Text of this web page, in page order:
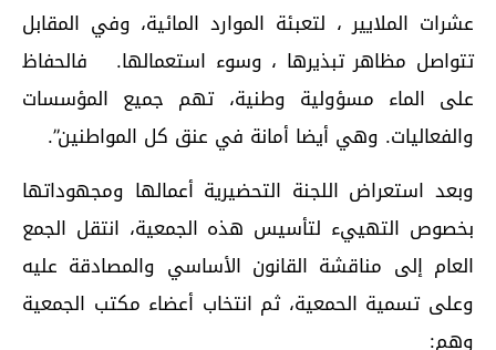
عشرات الملايير ، لتعبئة الموارد المائية، وفي المقابل
تتواصل مظاهر تبذيرها ، وسوء استعمالها. فالحفاظ
على الماء مسؤولية وطنية، تهم جميع المؤسسات
والفعاليات. وهي أيضا أمانة في عنق كل المواطنين”.
وبعد استعراض اللجنة التحضيرية أعمالها ومجهوداتها
بخصوص التهييء لتأسيس هذه الجمعية، انتقل الجمع
العام إلى مناقشة القانون الأساسي والمصادقة عليه
وعلى تسمية الحمعية، ثم انتخاب أعضاء مكتب الجمعية
وهم: